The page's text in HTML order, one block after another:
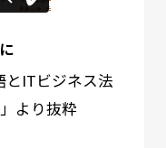
とITビジネス法
より抜粋